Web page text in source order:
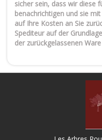
sicher sein, dass wir diese
benachrichtigen und sie
auf Ihre Kosten an Sie
Spediteur auf der
der zurückgelassenen